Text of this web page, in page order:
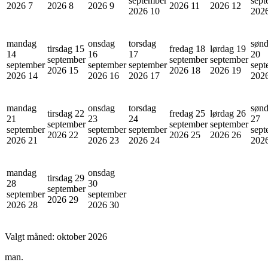
2026 7
2026 8
2026 9
2026 10
2026 11
2026 12
mandag
14
september
2026 14
tirsdag 15
september
2026 15
onsdag
16
september
2026 16
torsdag
17
september
2026 17
fredag 18
september
2026 18
lørdag 19
september
2026 19
20
mandag
21
september
2026 21
tirsdag 22
september
2026 22
onsdag
23
september
2026 23
torsdag
24
september
2026 24
fredag 25
september
2026 25
lørdag 26
september
2026 26
27
mandag
28
september
2026 28
tirsdag 29
september
2026 29
onsdag
30
september
2026 30
Valgt måned: oktober 2026
man.